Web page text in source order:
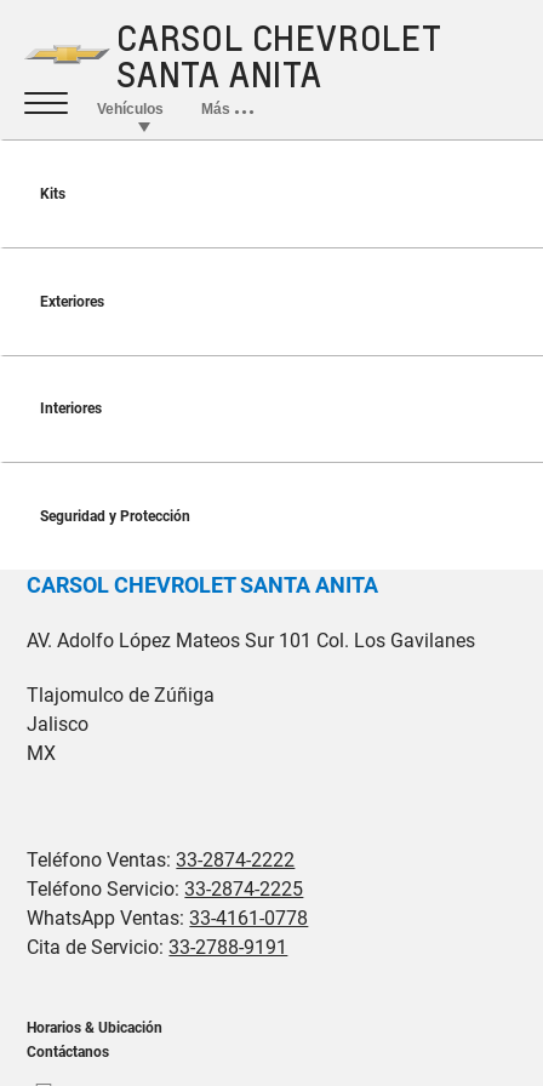
Kits
Exteriores
Interiores
Seguridad y Protección